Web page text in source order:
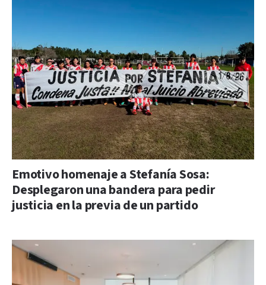
Emotivo homenaje a Stefanía Sosa:
Desplegaron una bandera para pedir
justicia en la previa de un partido